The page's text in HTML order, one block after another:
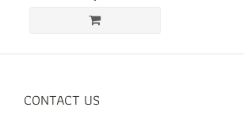
CONTACT US